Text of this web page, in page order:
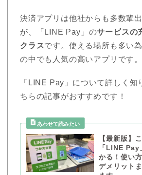
決済アプリは他社からも多数輩
が、「LINE Pay」のサービスの
クラスです。使える場所も多い
の中でも人気の高いアプリです。
「LINE Pay」について詳しく知
ちらの記事がおすすめです！
【最新版】
「LINE Pay
かる！使い
デメリット